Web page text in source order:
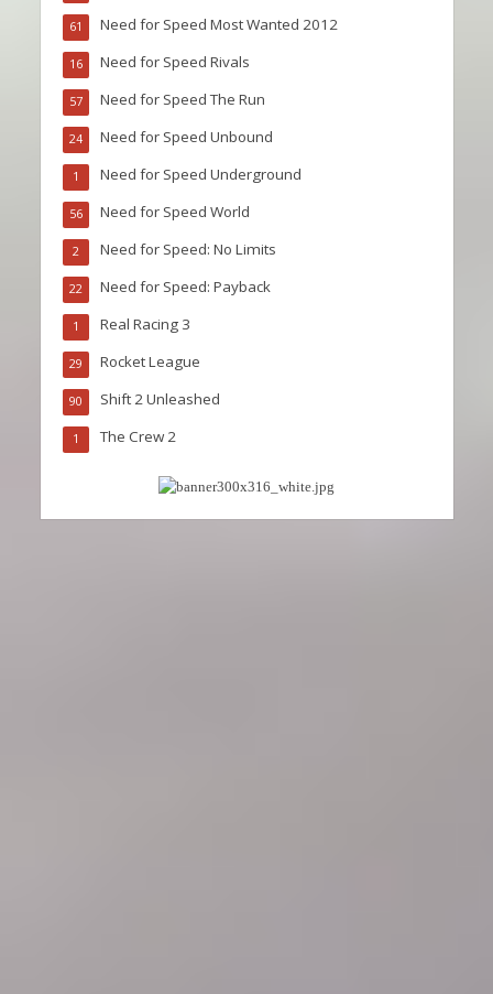
Need for Speed Most Wanted 2012
61
Need for Speed Rivals
16
Need for Speed The Run
57
Need for Speed Unbound
24
Need for Speed Underground
1
Need for Speed World
56
Need for Speed: No Limits
2
Need for Speed: Payback
22
Real Racing 3
1
Rocket League
29
Shift 2 Unleashed
90
The Crew 2
1